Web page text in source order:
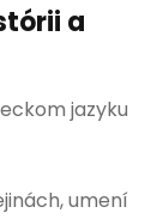
a
jazyku
umení